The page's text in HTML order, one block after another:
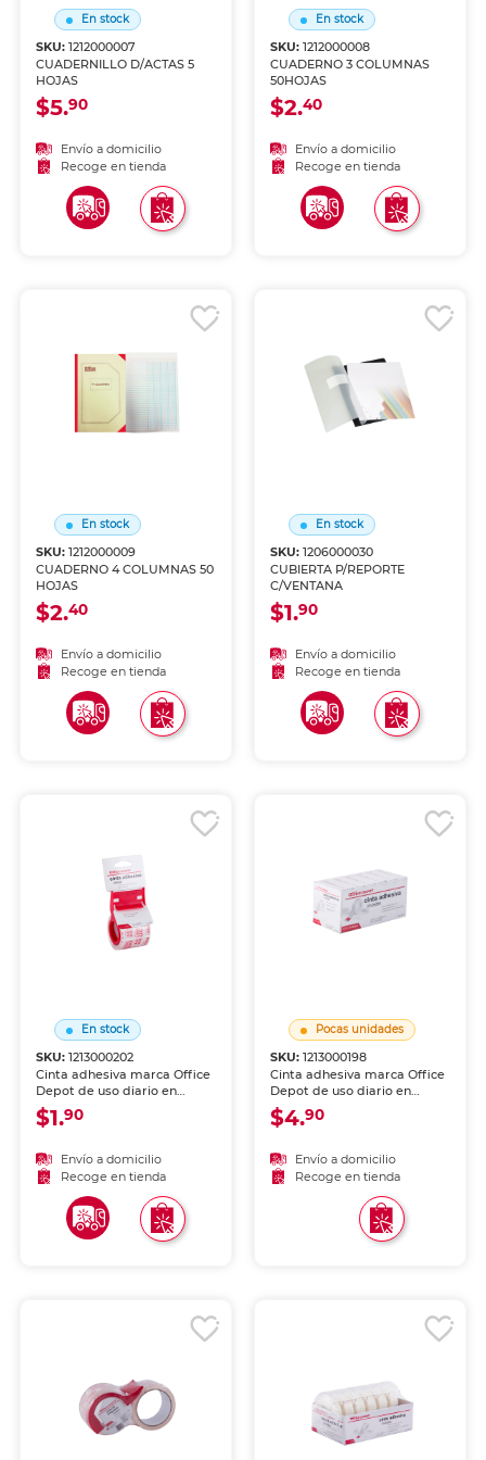
En stock
SKU:1212000007
CUADERNILLO D/ACTAS 5
HOJAS
$5.90
Envío a domicilio
Recoge en tienda
En stock
SKU: 1212000008
CUADERNO 3 COLUMNAS
50HOJAS
$2.40
Envío a domicilio
Recoge en tienda
En stock
SKU:1212000009
CUADERNO 4 COLUMNAS 50
HOJAS
$2.40
Envío a domicilio
Recoge en tienda
En stock
SKU: 1206000030
CUBIERTA P/REPORTE
C/VENTANA
$1.90
Envío a domicilio
Recoge en tienda
En stock
SKU:1213000202
Cinta adhesiva marca Office
Depot de uso diario en
oficina, escuela y hogar.
Transparente y de adhesión
empaques. Compatible con
dispensadores estándar.
$1.90
Envío a domicilio
Recoge en tienda
Pocas unidades
SKU: 1213000198
Cinta adhesiva marca Office
Depot de uso diario en
oficina, escuela y hogar.
Transparente y de adhesión
empaques. Compatible con
dispensadores estándar.
$4.90
Envío a domicilio
Recoge en tienda